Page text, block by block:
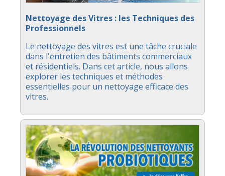
Nettoyage des Vitres : les Techniques des
Professionnels
Le nettoyage des vitres est une tâche cruciale
dans l'entretien des bâtiments commerciaux
et résidentiels. Dans cet article, nous allons
explorer les techniques et méthodes
essentielles pour un nettoyage efficace des
vitres.